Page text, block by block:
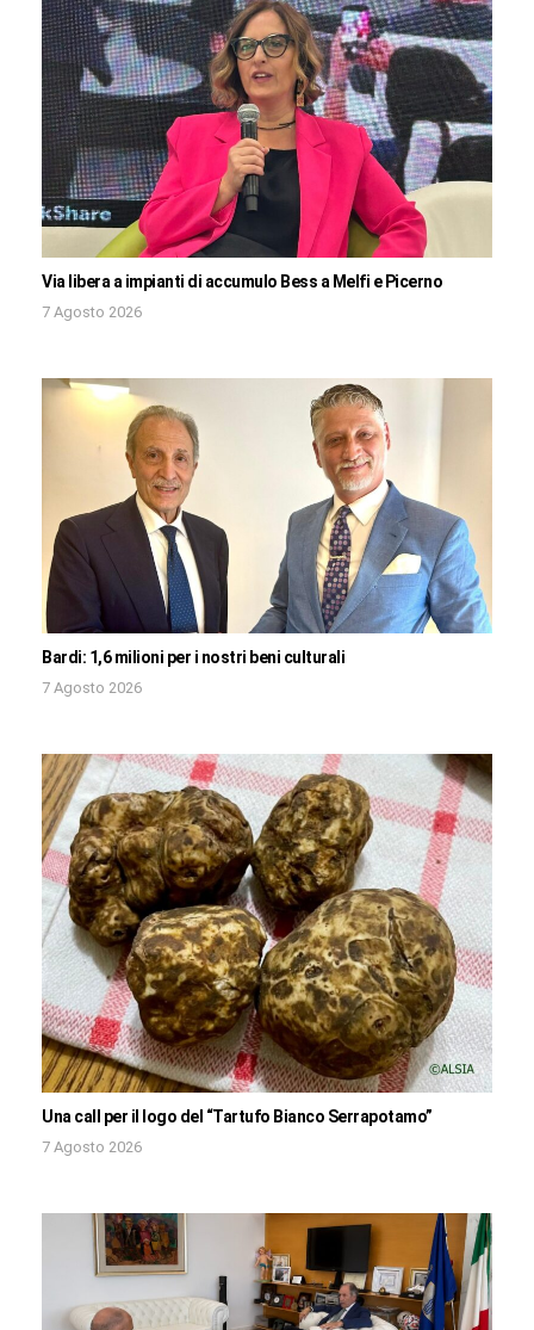
Via libera a impianti di accumulo Bess a Melfi e Picerno
7 Agosto 2026
Bardi: 1,6 milioni per i nostri beni culturali
7 Agosto 2026
Una call per il logo del “Tartufo Bianco Serrapotamo”
7 Agosto 2026